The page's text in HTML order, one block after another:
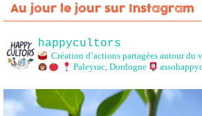
Au jour le jour sur Instagram
happycultors
Création d’actions partagées autour
Paleyrac, Dordogne